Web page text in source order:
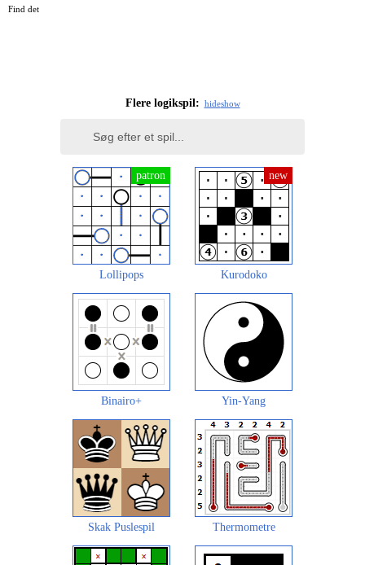
Find det
Flere logikspil: hideshow
Lollipops Kurodoko
Binairo+ Yin-Yang
Skak Puslespil Thermometre